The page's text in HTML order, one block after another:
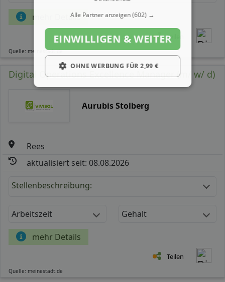
mehr Details
Teilen
Quelle: meinestadt.de
Digital Operations Excellence Manager (m/ w/ d)
Aurubis Stolberg
Rees
aktualisiert seit: 08.08.2026
Stellenbeschreibung:
Arbeitszeit Gehalt
mehr Details
Teilen
Quelle: meinestadt.de
Alle Partner anzeigen(602) →
EINWILLIGEN & WEITER
OHNE WERBUNG FÜR 2,99 €